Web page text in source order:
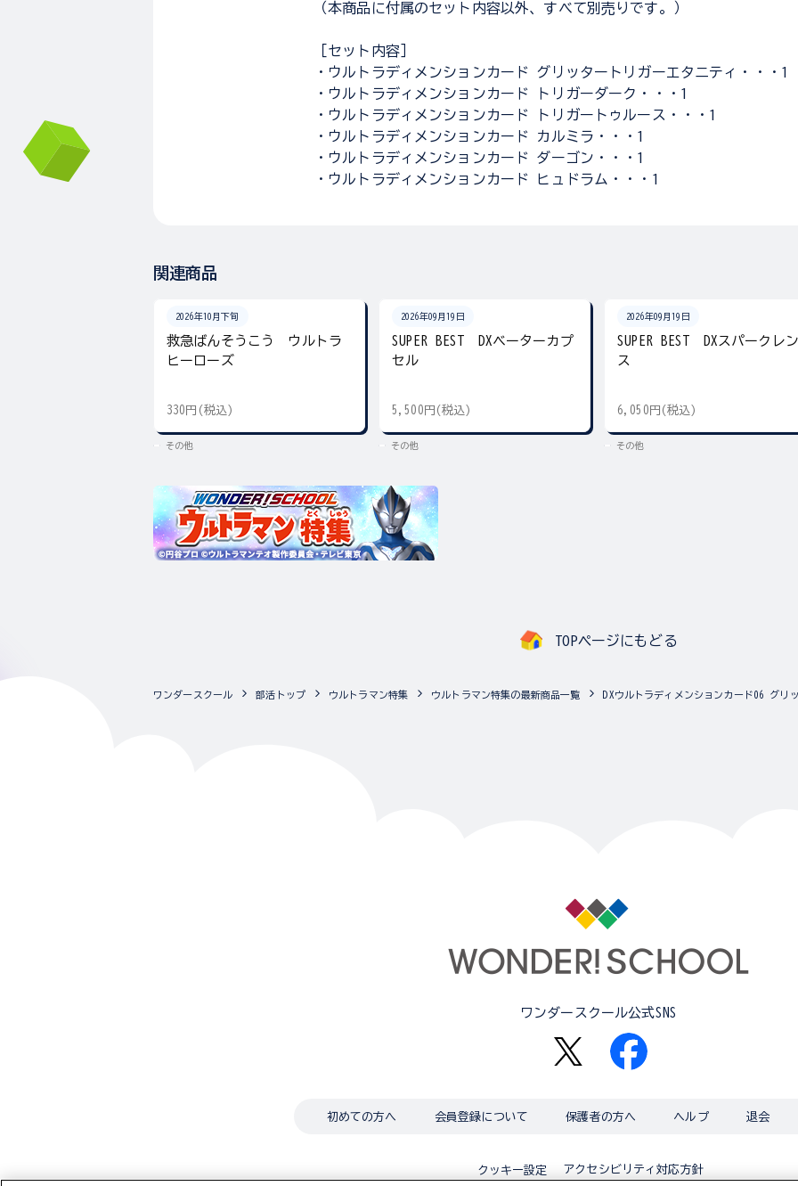
（本商品に付属のセット内容以外、すべて別売りです。）
［セット内容］
・ウルトラディメンションカード グリッタートリガーエタニティ・・・1
・ウルトラディメンションカード トリガーダーク・・・1
・ウルトラディメンションカード トリガートゥルース・・・1
・ウルトラディメンションカード カルミラ・・・1
・ウルトラディメンションカード ダーゴン・・・1
・ウルトラディメンションカード ヒュドラム・・・1
関連商品
2026年10月下旬
救急ばんそうこう ウルトラ
ヒーローズ
330円(税込)
その他
2026年09月19日
SUPER BEST DXベーターカプ
セル
5,500円(税込)
その他
2026年09月19日
SUPER BEST DXスパークレン
ス
6,050円(税込)
その他
TOPページにもどる
ワンダースクール 部活トップ ウルトラマン特集 ウルトラマン特集の最新商品一覧 DXウルトラディメンションカード06 グリ
ワンダースクール公式SNS
初めての方へ 会員登録について 保護者の方へ ヘルプ 退会
クッキー設定 アクセシビリティ対応方針